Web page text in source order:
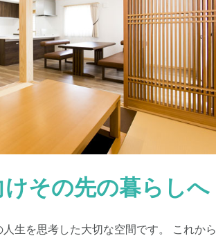
けその先の暮らしへ
生を思考した大切な空間です。 これから